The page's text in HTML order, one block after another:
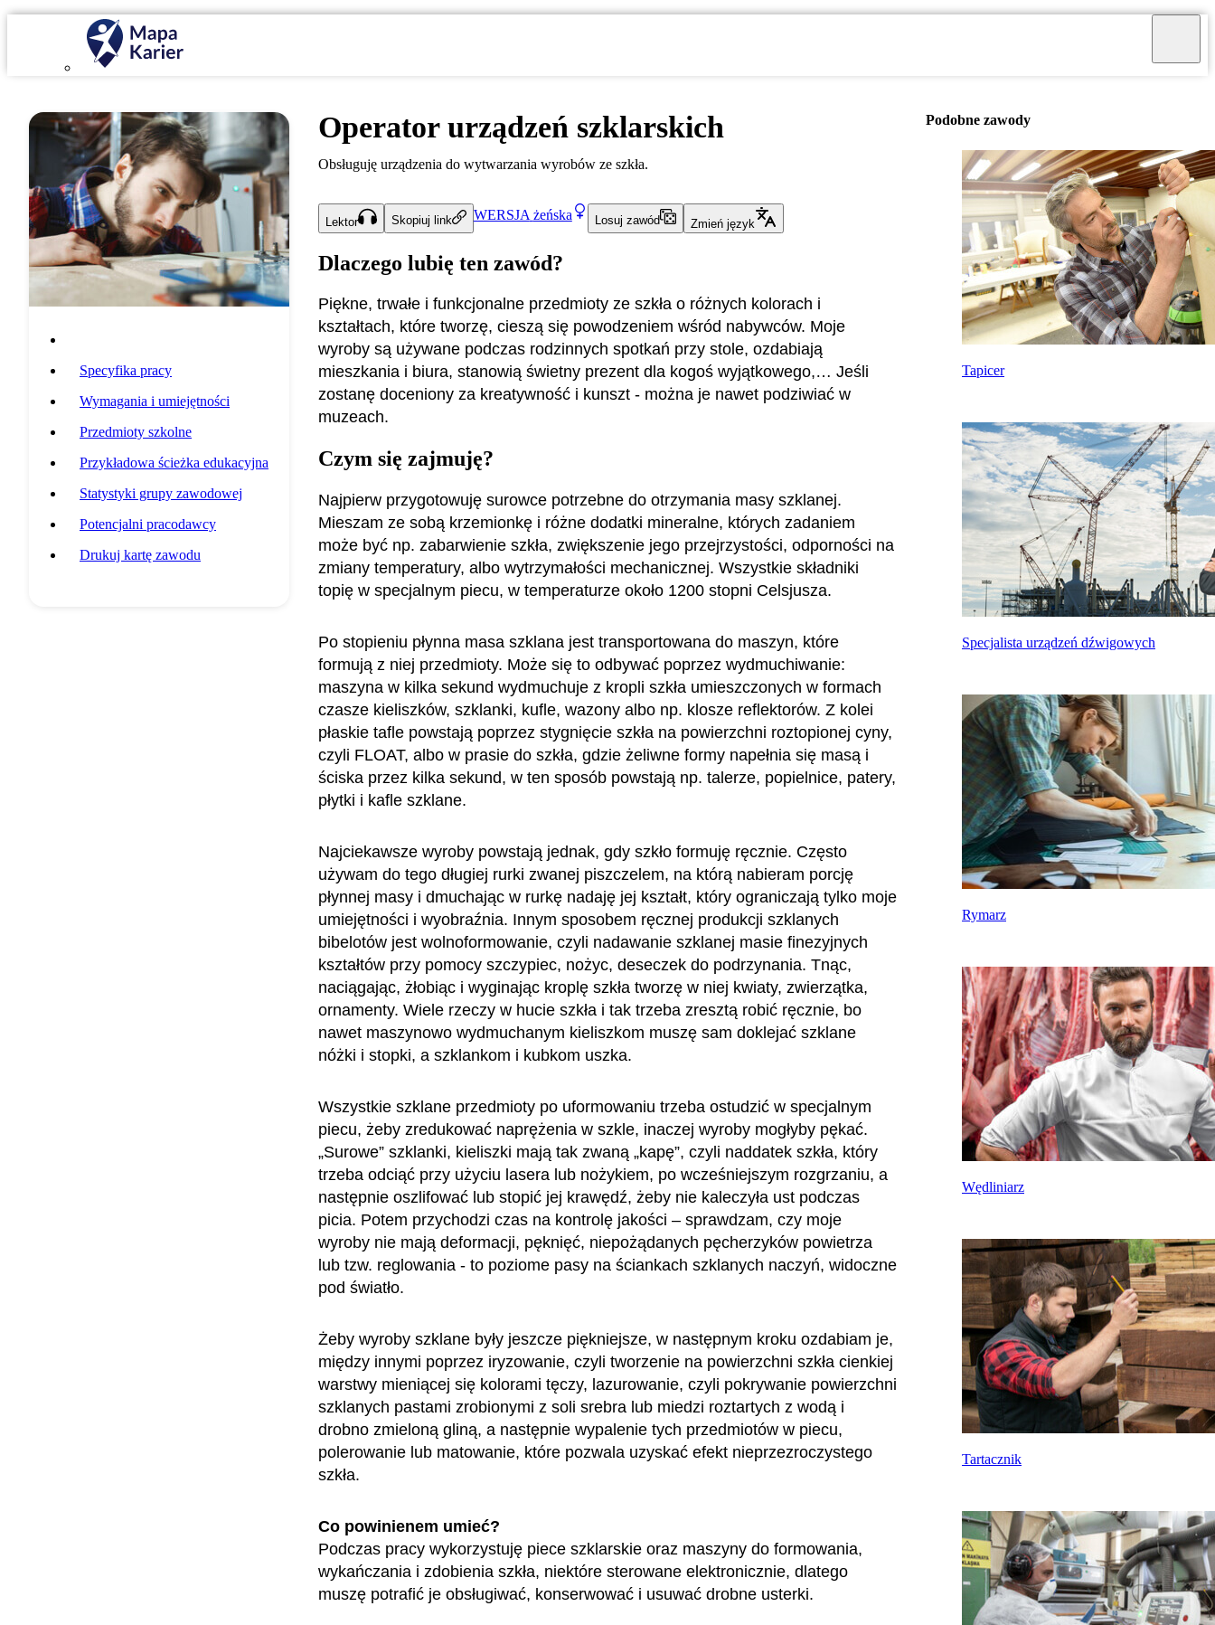
Specyfika pracy
Wymagania i umiejętności
Przedmioty szkolne
Przykładowa ścieżka edukacyjna
Statystyki grupy zawodowej
Potencjalni pracodawcy
Drukuj kartę zawodu
Operator urządzeń szklarskich
Obsługuję urządzenia do wytwarzania wyrobów ze szkła.
Lektor Skopiuj link WERSJA żeńska Losuj zawód Zmień język
Dlaczego lubię ten zawód?
Piękne, trwałe i funkcjonalne przedmioty ze szkła o różnych kolorach i
kształtach, które tworzę, cieszą się powodzeniem wśród nabywców. Moje
wyroby są używane podczas rodzinnych spotkań przy stole, ozdabiają
mieszkania i biura, stanowią świetny prezent dla kogoś wyjątkowego,… Jeśli
zostanę doceniony za kreatywność i kunszt - można je nawet podziwiać w
muzeach.
Czym się zajmuję?
Najpierw przygotowuję surowce potrzebne do otrzymania masy szklanej.
Mieszam ze sobą krzemionkę i różne dodatki mineralne, których zadaniem
może być np. zabarwienie szkła, zwiększenie jego przejrzystości, odporności na
zmiany temperatury, albo wytrzymałości mechanicznej. Wszystkie składniki
topię w specjalnym piecu, w temperaturze około 1200 stopni Celsjusza.
Po stopieniu płynna masa szklana jest transportowana do maszyn, które
formują z niej przedmioty. Może się to odbywać poprzez wydmuchiwanie:
maszyna w kilka sekund wydmuchuje z kropli szkła umieszczonych w formach
czasze kieliszków, szklanki, kufle, wazony albo np. klosze reflektorów. Z kolei
płaskie tafle powstają poprzez stygnięcie szkła na powierzchni roztopionej cyny,
czyli FLOAT, albo w prasie do szkła, gdzie żeliwne formy napełnia się masą i
ściska przez kilka sekund, w ten sposób powstają np. talerze, popielnice, patery,
płytki i kafle szklane.
Najciekawsze wyroby powstają jednak, gdy szkło formuję ręcznie. Często
używam do tego długiej rurki zwanej piszczelem, na którą nabieram porcję
płynnej masy i dmuchając w rurkę nadaję jej kształt, który ograniczają tylko moje
umiejętności i wyobraźnia. Innym sposobem ręcznej produkcji szklanych
bibelotów jest wolnoformowanie, czyli nadawanie szklanej masie finezyjnych
kształtów przy pomocy szczypiec, nożyc, deseczek do podrzynania. Tnąc,
naciągając, żłobiąc i wyginając kroplę szkła tworzę w niej kwiaty, zwierzątka,
ornamenty. Wiele rzeczy w hucie szkła i tak trzeba zresztą robić ręcznie, bo
nawet maszynowo wydmuchanym kieliszkom muszę sam doklejać szklane
nóżki i stopki, a szklankom i kubkom uszka.
Wszystkie szklane przedmioty po uformowaniu trzeba ostudzić w specjalnym
piecu, żeby zredukować naprężenia w szkle, inaczej wyroby mogłyby pękać.
„Surowe” szklanki, kieliszki mają tak zwaną „kapę”, czyli naddatek szkła, który
trzeba odciąć przy użyciu lasera lub nożykiem, po wcześniejszym rozgrzaniu, a
następnie oszlifować lub stopić jej krawędź, żeby nie kaleczyła ust podczas
picia. Potem przychodzi czas na kontrolę jakości – sprawdzam, czy moje
wyroby nie mają deformacji, pęknięć, niepożądanych pęcherzyków powietrza
lub tzw. reglowania - to poziome pasy na ściankach szklanych naczyń, widoczne
pod światło.
Żeby wyroby szklane były jeszcze piękniejsze, w następnym kroku ozdabiam je,
między innymi poprzez iryzowanie, czyli tworzenie na powierzchni szkła cienkiej
warstwy mieniącej się kolorami tęczy, lazurowanie, czyli pokrywanie powierzchni
szklanych pastami zrobionymi z soli srebra lub miedzi roztartych z wodą i
drobno zmieloną gliną, a następnie wypalenie tych przedmiotów w piecu,
polerowanie lub matowanie, które pozwala uzyskać efekt nieprzezroczystego
szkła.
Co powinienem umieć?
Podczas pracy wykorzystuję piece szklarskie oraz maszyny do formowania,
wykańczania i zdobienia szkła, niektóre sterowane elektronicznie, dlatego
muszę potrafić je obsługiwać, konserwować i usuwać drobne usterki.
Podobne zawody
Tapicer
Specjalista urządzeń dźwigowych
Rymarz
Wędliniarz
Tartacznik